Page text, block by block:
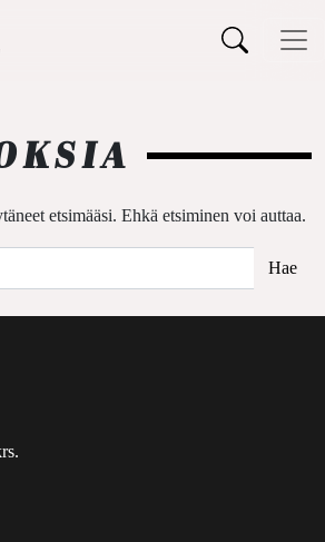
etsimääsi. Ehkä etsiminen voi auttaa.